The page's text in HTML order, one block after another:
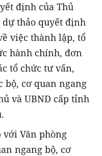
định của Thủ
thảo quyết định
việc thành lập, tổ
hành chính, đơn
tổ chức tư vấn,
bộ, cơ quan ngang
và UBND cấp tỉnh
Văn phòng
ngang bộ, cơ